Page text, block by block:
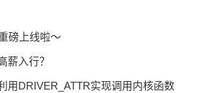
磅上线啦～
薪入行？
用DRIVER_ATTR实现调用内核函数